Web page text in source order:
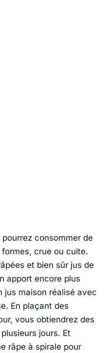
consommer de
crue ou cuite.
et bien sûr jus de
apport encore plus
jus maison réalisé avec
En plaçant des
vous obtiendrez des
jours. Et
râpe à spirale pour